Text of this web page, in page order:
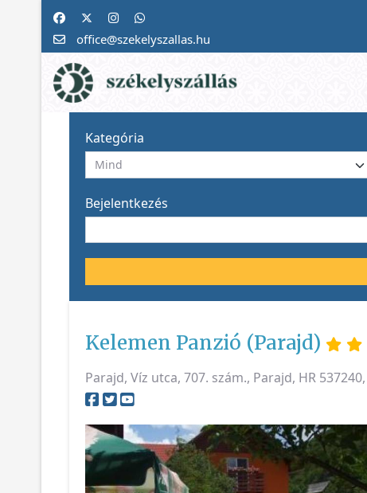
office@szekelyszallas.hu
Kategória
Bejelentkezés
Kelemen Panzió (Parajd)
Parajd, Víz utca, 707. szám., Parajd, HR